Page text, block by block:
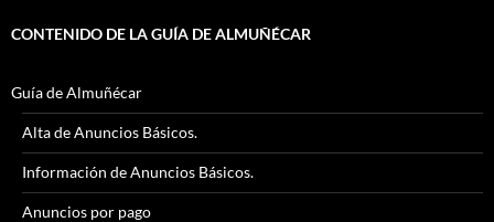
CONTENIDO DE LA GUÍA DE ALMUÑÉCAR
Guía de Almuñécar
Alta de Anuncios Básicos.
Información de Anuncios Básicos.
Anuncios por pago